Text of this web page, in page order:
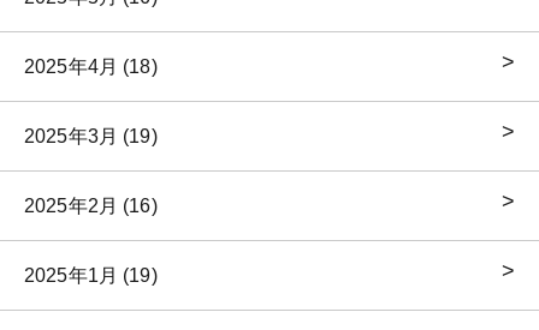
2025年4月 (18)
2025年3月 (19)
2025年2月 (16)
2025年1月 (19)